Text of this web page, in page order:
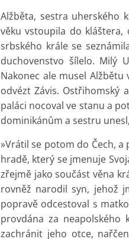
Alžběta, sestra uherského
věku vstoupila do kláštera,
srbského krále se
duchovenstvo šílelo. Milý
Nakonec ale musel
odvézt Závis. Ostřihomský
paláci nocoval ve stanu a
dominikánům a sestru
»Vrátil se potom do Čech,
hradě, který se jmenuje
zřejmě jako součást věna
rovněž narodil syn, jehož
popravě odcestoval s
provdána za neapolského
zachránit jeho otce,